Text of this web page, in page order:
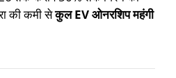
की कमी सेकुल EV ओनरशिप महंगी